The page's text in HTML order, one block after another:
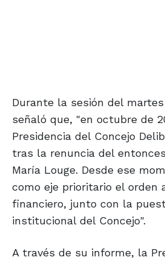
Durante la sesión del
señaló que, "en octubre de
Presidencia del Concejo
tras la renuncia del
María Louge. Desde ese
como eje prioritario el orden
financiero, junto con la
institucional del Concejo".
A través de su informe, la